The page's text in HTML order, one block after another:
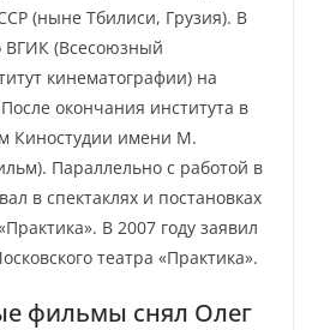
(ныне Тбилиси, Грузия). В
ВГИК (Всесоюзный
кинематографии) на
окончания института в
Киностудии имени М.
Параллельно с работой в
в спектаклях и постановках
В 2007 году заявил
театра «Практика».
фильмы снял Олег